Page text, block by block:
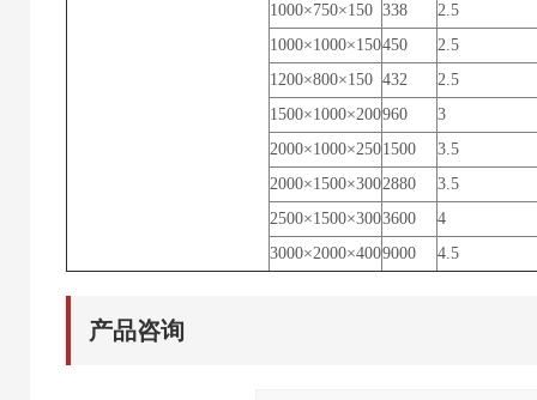
1000×750×150 338
2.5
1000×1000×150450
2.5
1200×800×150 432
2.5
1500×1000×200960
3
2000×1000×2501500
3.5
2000×1500×3002880
3.5
2500×1500×3003600
4
3000×2000×4009000 4.5
产品咨询